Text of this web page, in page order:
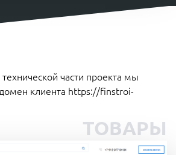
части проекта мы
клиента https://finstroi-
ТОВАРЫ